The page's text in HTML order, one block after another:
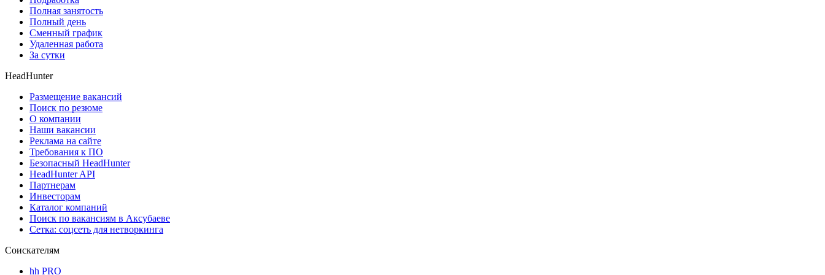
Полная занятость
Полный день
Сменный график
Удаленная работа
За сутки
HeadHunter
Размещение вакансий
Поиск по резюме
О компании
Наши вакансии
Реклама на сайте
Требования к ПО
Безопасный HeadHunter
HeadHunter API
Партнерам
Инвесторам
Каталог компаний
Поиск по вакансиям в Аксубаеве
Сетка: соцсеть для нетворкинга
Соискателям
hh PRO